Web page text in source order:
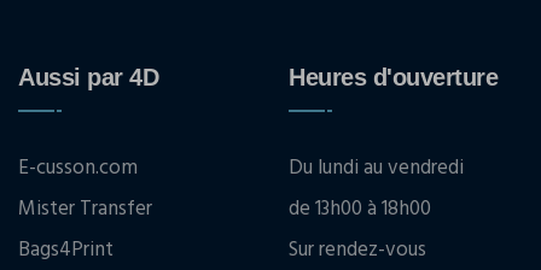
Aussi par 4D
E-cusson.com
Mister Transfer
Bags4Print
Heures d'ouverture
Du lundi au vendredi
de 13h00 à 18h00
Sur rendez-vous